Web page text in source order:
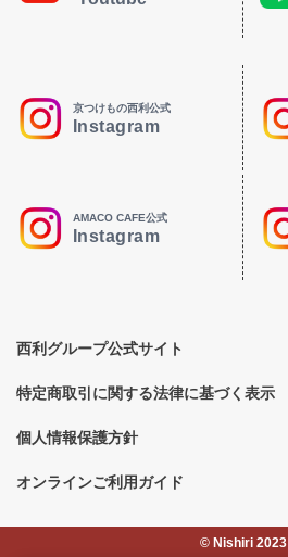
京つけもの西利公式
Instagram
AMACO CAFE公式
Instagram
西利グループ公式サイト
特定商取引に関する法律に基づく表示
個人情報保護方針
オンラインご利用ガイド
©︎ Nishiri 2023